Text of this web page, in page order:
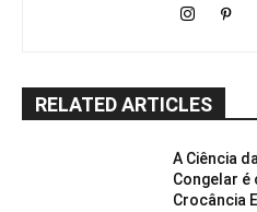
RELATED ARTICLES
A Ciência
Congelar é
Crocância